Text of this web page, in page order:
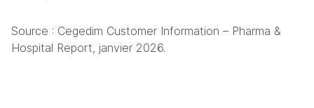
Source : Cegedim Customer Information – Pharma &
Hospital Report, janvier 2026.